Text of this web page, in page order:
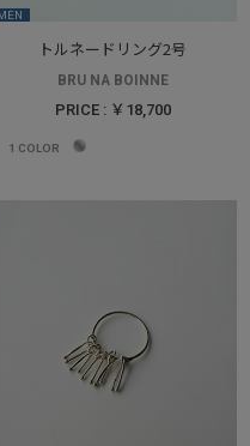
トルネードリング2号
BRU NA BOINNE
PRICE : ￥18,700
1 COLOR